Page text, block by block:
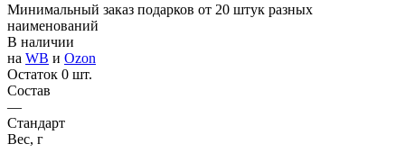
Минимальный заказ подарков от 20 штук разных
наименований
В наличии
на WB и Ozon
Остаток 0 шт.
Состав
—
Стандарт
Вес, г